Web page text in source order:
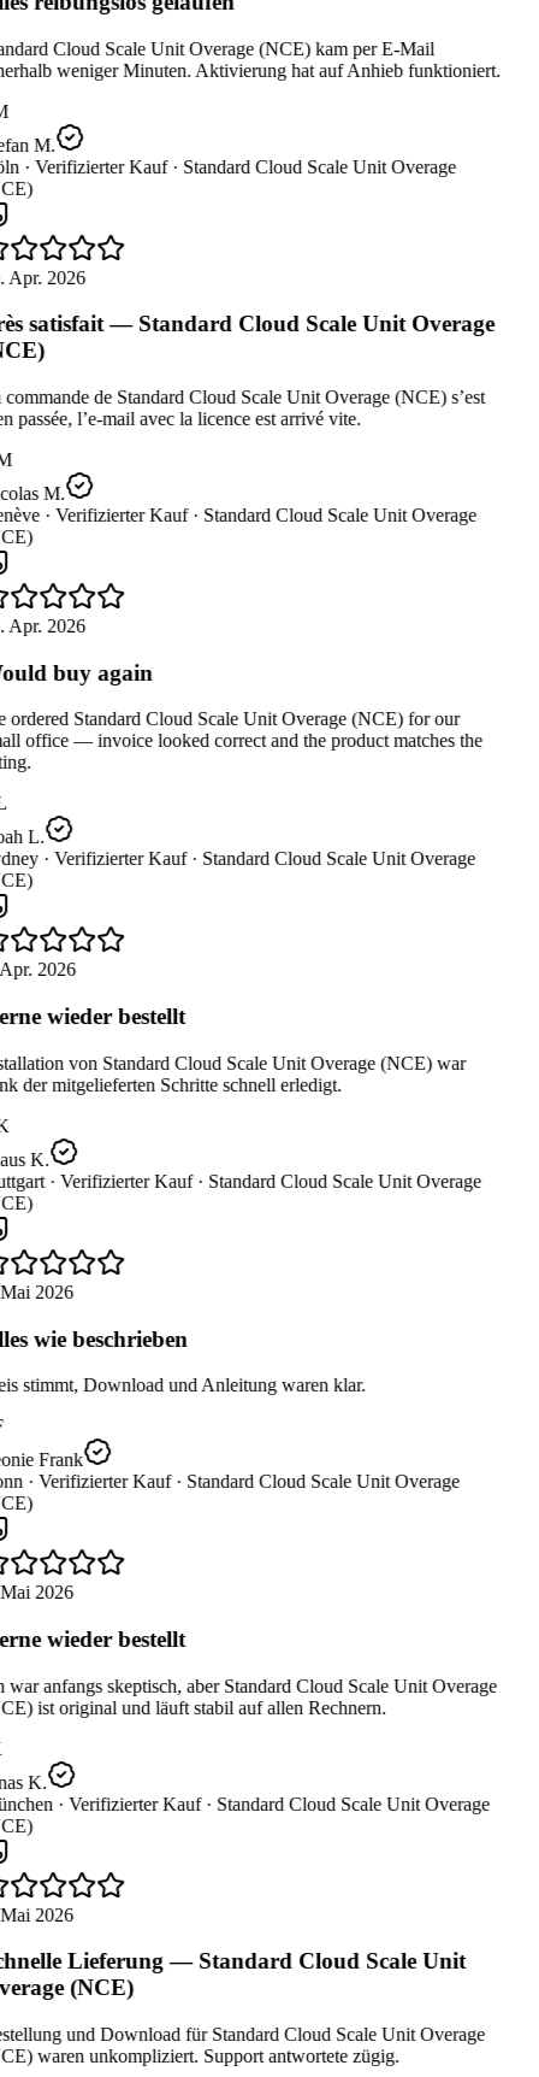
Cloud Scale Unit Overage (NCE) kam per E-Mail
weniger Minuten. Aktivierung hat auf Anhieb funktioniert.
M.
· Verifizierter Kauf · Standard Cloud Scale Unit Overage
Apr. 2026
satisfait — Standard Cloud Scale Unit Overage
de Standard Cloud Scale Unit Overage (NCE) s’est
passée, l’e-mail avec la licence est arrivé vite.
M.
· Verifizierter Kauf · Standard Cloud Scale Unit Overage
Apr. 2026
buy again
ordered Standard Cloud Scale Unit Overage (NCE) for our
office — invoice looked correct and the product matches the
L.
· Verifizierter Kauf · Standard Cloud Scale Unit Overage
2026
wieder bestellt
von Standard Cloud Scale Unit Overage (NCE) war
der mitgelieferten Schritte schnell erledigt.
K.
· Verifizierter Kauf · Standard Cloud Scale Unit Overage
2026
wie beschrieben
stimmt, Download und Anleitung waren klar.
Frank
· Verifizierter Kauf · Standard Cloud Scale Unit Overage
2026
wieder bestellt
war anfangs skeptisch, aber Standard Cloud Scale Unit Overage
ist original und läuft stabil auf allen Rechnern.
K.
· Verifizierter Kauf · Standard Cloud Scale Unit Overage
2026
Lieferung — Standard Cloud Scale Unit
(NCE)
und Download für Standard Cloud Scale Unit Overage
waren unkompliziert. Support antwortete zügig.